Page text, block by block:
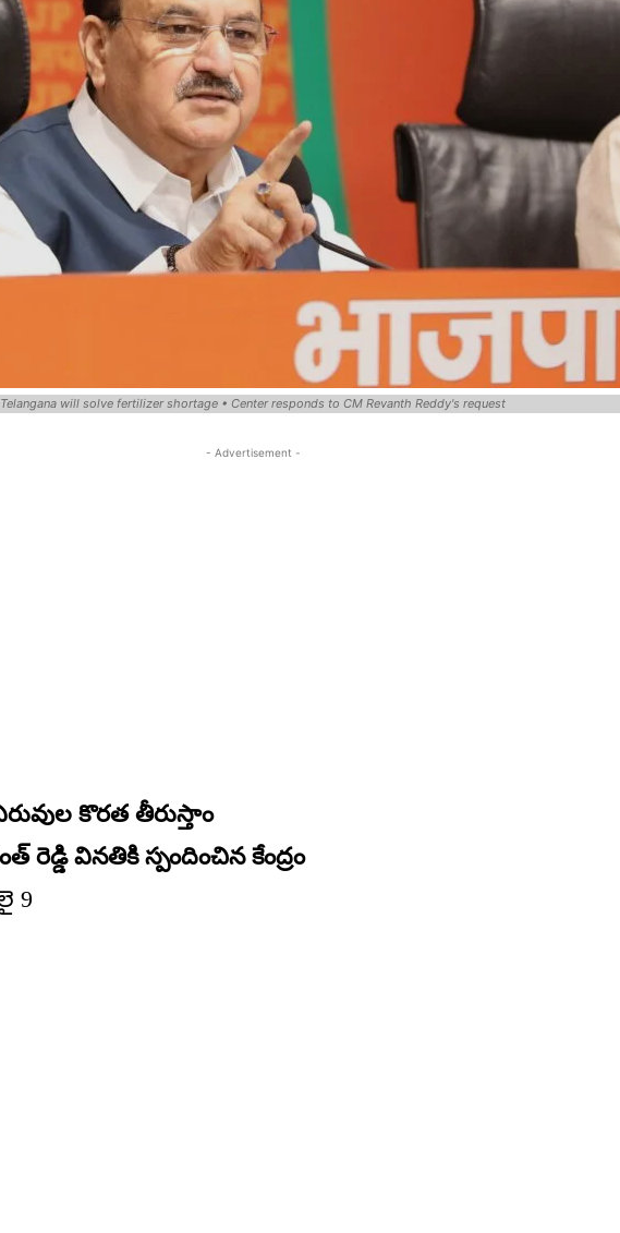
Telangana will solve fertilizer shortage • Center responds to CM Revanth Reddy's request
- Advertisement -
కొరత తీరుస్తాం
రెడ్డి వినతికి స్పందించిన కేంద్రం
9